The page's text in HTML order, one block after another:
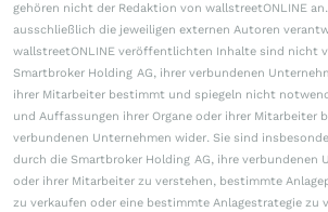
gehören nicht der Redaktion von wallstreetONLINE
ausschließlich die jeweiligen externen Autoren
wallstreetONLINE veröffentlichten Inhalte sind nicht
Smartbroker Holding AG, ihrer verbundenen
ihrer Mitarbeiter bestimmt und spiegeln nicht
und Auffassungen ihrer Organe oder ihrer Mitarbeiter
verbundenen Unternehmen wider. Sie sind
durch die Smartbroker Holding AG, ihre verbundenen
oder ihrer Mitarbeiter zu verstehen, bestimmte
zu verkaufen oder eine bestimmte Anlagestrategie zu